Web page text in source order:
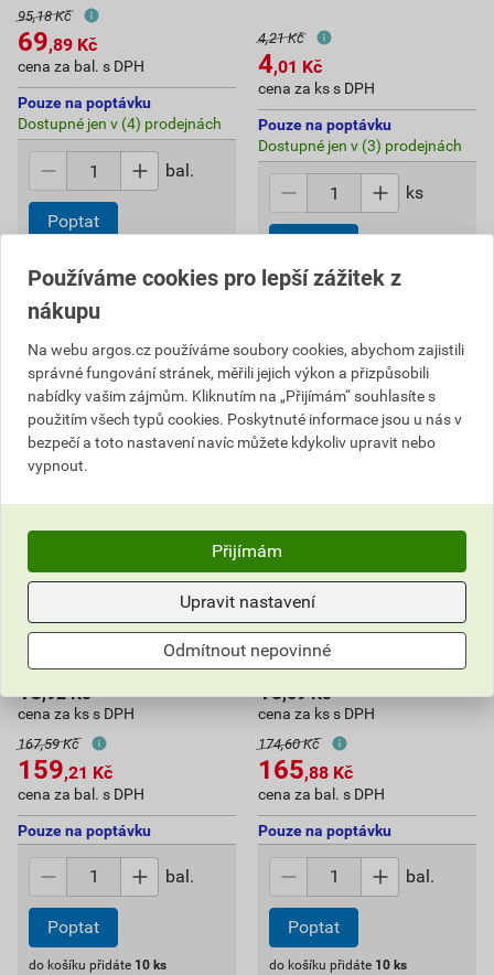
95,18 Kč
69,89 Kč
cena za bal. s DPH
Pouze na poptávku
Dostupné jen v (4) prodejnách
bal.
Poptat
69,89 Kč celkem s DPH
4,21 Kč
4,01 Kč
cena za ks s DPH
Pouze na poptávku
Dostupné jen v (3) prodejnách
ks
4,01 Kč celkem s DPH
EL 1000140 Koncovka EK-
C-2+3/25/36 pro 2-pól. a 3-
pól. prop. lišty, průřez
25mm2 a 36mm2 (bal.10)
15,92Kč
cena za ks s DPH
167,59 Kč
159,21 Kč
cena za bal. s DPH
Pouze na poptávku
bal.
Poptat
do košíku přidáte 10 ks
EL 1007531 Koncovka EK-
D-1/25/36 pro 1-pól. prop.
lišty, průřez 25mm2 a
36mm2 (bal.10)
16,59Kč
cena za ks s DPH
174,60 Kč
165,88 Kč
cena za bal. s DPH
Pouze na poptávku
bal.
Poptat
do košíku přidáte 10 ks
Používáme cookies pro lepší zážitek z
nákupu
Na webu argos.cz používáme soubory cookies, abychom zajistili
správné fungování stránek, měřili jejich výkon a přizpůsobili
nabídky vašim zájmům. Kliknutím na „Přijímám“ souhlasíte s
použitím všech typů cookies. Poskytnuté informace jsou u nás v
bezpečí a toto nastavení navíc můžete kdykoliv upravit nebo
vypnout.
Přijímám
Upravit nastavení
Odmítnout nepovinné